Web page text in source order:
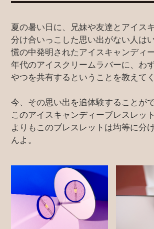
夏の暑い日に、兄妹や友達とアイス
分け合いっこした思い出がない人は
慌の中発明されたアイスキャンディ
年代のアイスクリームラバーに、わ
やつを共有するということを教えて
今、その思い出を追体験することが
このアイスキャンディーブレスレッ
よりもこのブレスレットは均等に分
んよ。